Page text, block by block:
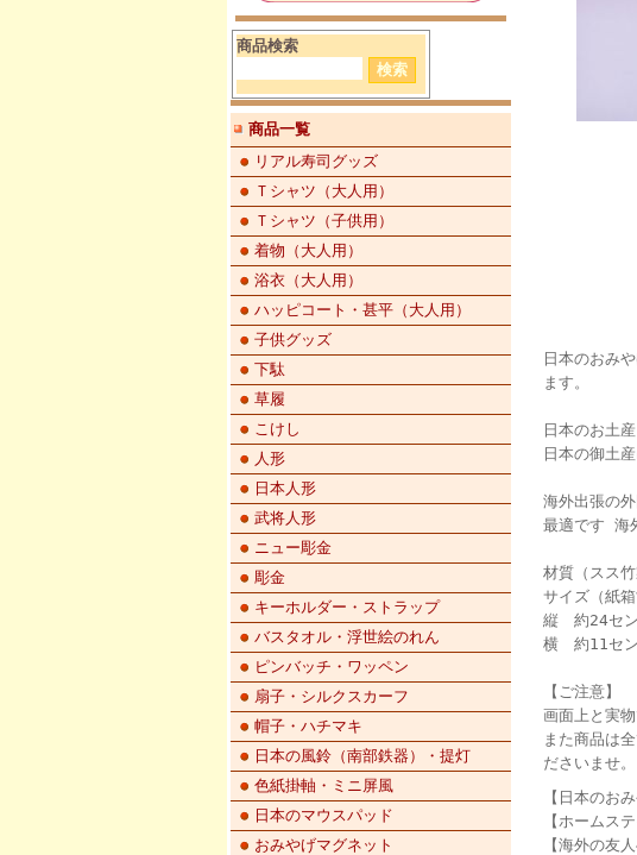
商品検索
商品一覧
リアル寿司グッズ
Ｔシャツ（大人用）
Ｔシャツ（子供用）
着物（大人用）
浴衣（大人用）
ハッピコート・甚平（大人用）
子供グッズ
下駄
草履
こけし
人形
日本人形
武将人形
ニュー彫金
彫金
キーホルダー・ストラップ
バスタオル・浮世絵のれん
ピンバッチ・ワッペン
扇子・シルクスカーフ
帽子・ハチマキ
日本の風鈴（南部鉄器）・提灯
色紙掛軸・ミニ屏風
日本のマウスパッド
おみやげマグネット
日本のおみ
ます。
日本のお土
日本の御土
海外出張の
最適です 海
材質（スス竹
サイズ（紙箱
縦 約24セ
横 約11セ
【ご注意】
画面上と実
また商品は
ださいませ。
【日本のおみ
【ホームス
【海外の友